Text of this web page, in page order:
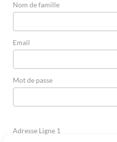
Nom de famille
Email
Mot de passe
Adresse Ligne 1